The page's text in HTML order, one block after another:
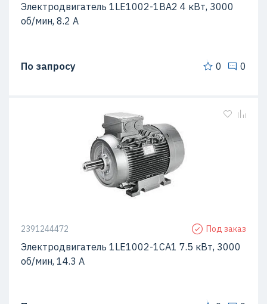
Электродвигатель 1LE1002-1BA2 4 кВт, 3000
об/мин, 8.2 A
По запросу 0 0
2391244472 Под заказ
Электродвигатель 1LE1002-1CA1 7.5 кВт, 3000
об/мин, 14.3 A